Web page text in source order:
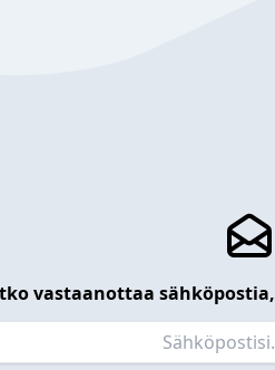
vastaanottaa